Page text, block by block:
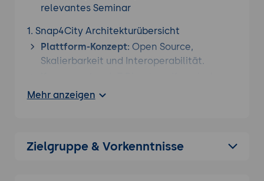
relevantes Seminar
1. Snap4City Architekturübersicht
Plattform-Konzept: Open Source,
Skalierbarkeit und Interoperabilität.
Base, Dashboard Builder und Resource
Datenmodellen.
Mehr anzeigen
Zielgruppe & Vorkenntnisse